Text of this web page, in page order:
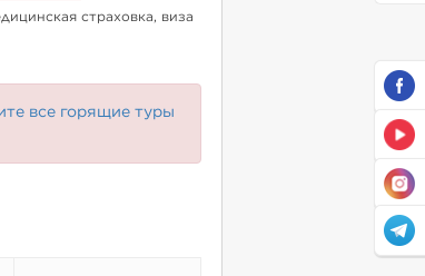
страховка, виза
все горящие туры